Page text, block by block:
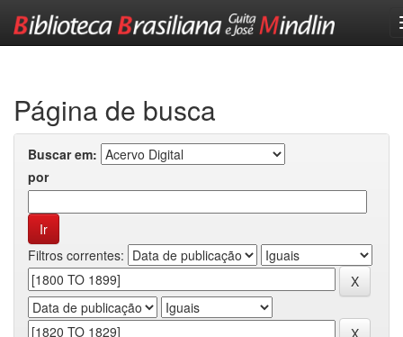
Página de busca
Buscar em:
por
Filtros correntes: